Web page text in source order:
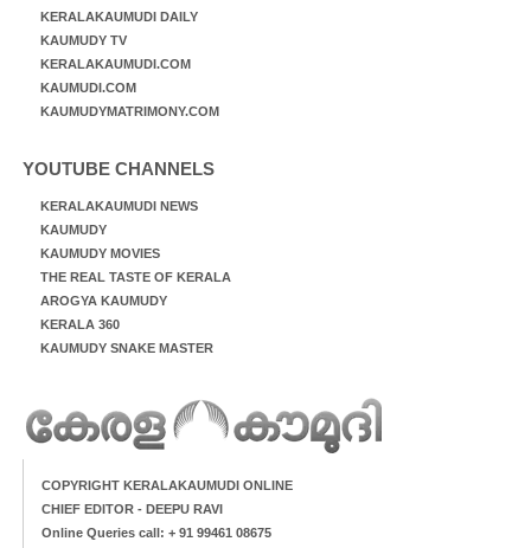
KERALAKAUMUDI DAILY
KAUMUDY TV
KERALAKAUMUDI.COM
KAUMUDI.COM
KAUMUDYMATRIMONY.COM
YOUTUBE CHANNELS
KERALAKAUMUDI NEWS
KAUMUDY
KAUMUDY MOVIES
THE REAL TASTE OF KERALA
AROGYA KAUMUDY
KERALA 360
KAUMUDY SNAKE MASTER
COPYRIGHT KERALAKAUMUDI ONLINE
CHIEF EDITOR - DEEPU RAVI
Online Queries call: + 91 99461 08675